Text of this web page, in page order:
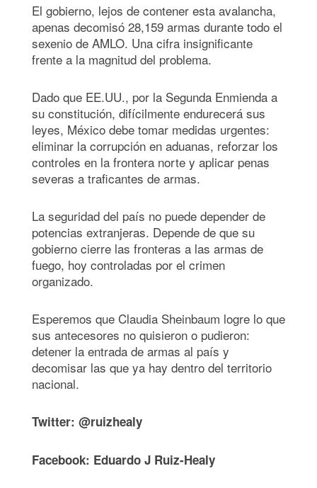
El gobierno, lejos de contener esta avalancha,
apenas decomisó 28,159 armas durante todo el
sexenio de AMLO. Una cifra insignificante
frente a la magnitud del problema.
Dado que EE.UU., por la Segunda Enmienda a
su constitución, difícilmente endurecerá sus
leyes, México debe tomar medidas urgentes:
eliminar la corrupción en aduanas, reforzar los
controles en la frontera norte y aplicar penas
severas a traficantes de armas.
La seguridad del país no puede depender de
potencias extranjeras. Depende de que su
gobierno cierre las fronteras a las armas de
fuego, hoy controladas por el crimen
organizado.
Esperemos que Claudia Sheinbaum logre lo que
sus antecesores no quisieron o pudieron:
detener la entrada de armas al país y
decomisar las que ya hay dentro del territorio
nacional.
Twitter: @ruizhealy
Facebook: Eduardo J Ruiz-Healy